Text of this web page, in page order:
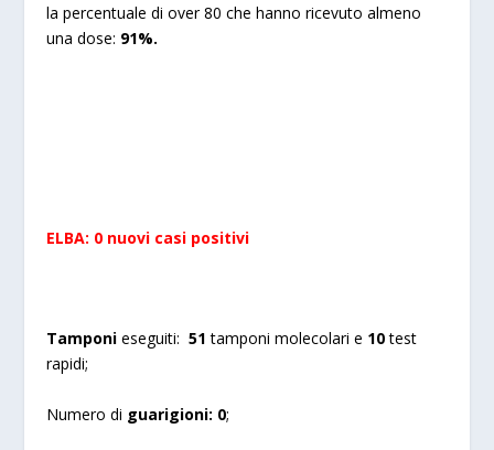
la percentuale di over 80 che hanno ricevuto almeno
una dose: 91%.
ELBA: 0 nuovi casi positivi
Tamponi eseguiti:51 tamponi molecolari e 10test
rapidi;
Numero di guarigioni: 0;